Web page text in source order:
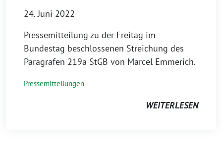
24. Juni 2022
Pressemitteilung zu der Freitag im
Bundestag beschlossenen Streichung des
Paragrafen 219a StGB von Marcel Emmerich.
Pressemitteilungen
WEITERLESEN